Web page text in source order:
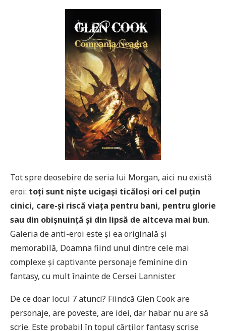
Tot spre deosebire de seria lui Morgan, aici nu există
eroi: toți sunt niște ucigași ticăloși ori cel puțin
cinici, care-și riscă viața pentru bani, pentru glorie
sau din obișnuință și din lipsă de altceva mai bun.
Galeria de anti-eroi este și ea originală și
memorabilă, Doamna fiind unul dintre cele mai
complexe și captivante personaje feminine din
fantasy, cu mult înainte de Cersei Lannister.
De ce doar locul 7 atunci? Fiindcă Glen Cook are
personaje, are poveste, are idei, dar habar nu are să
scrie. Este probabil în topul cărților fantasy scrise